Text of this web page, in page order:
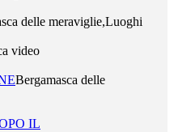
delle meraviglie,Luoghi
video
Bergamasca delle
IL